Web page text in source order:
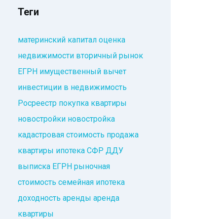
Теги
материнский капитал оценка
недвижимости вторичный рынок
ЕГРН имущественный вычет
инвестиции в недвижимость
Росреестр покупка квартиры
новостройки новостройка
кадастровая стоимость продажа
квартиры ипотека СФР ДДУ
выписка ЕГРН рыночная
стоимость семейная ипотека
доходность аренды аренда
квартиры